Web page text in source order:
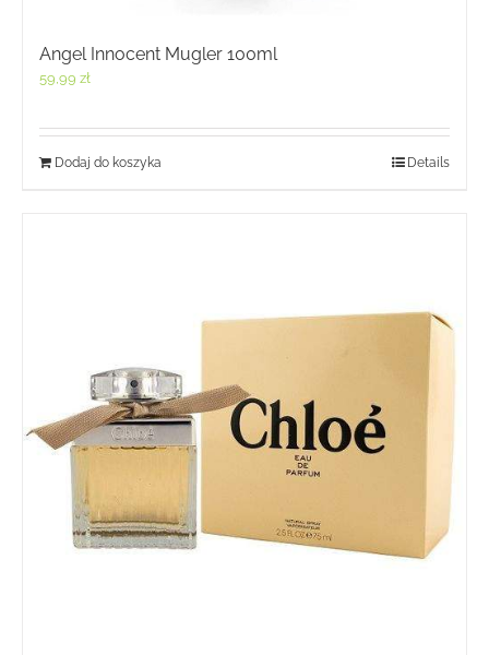
Angel Innocent Mugler 100ml
59,99 zł
Dodaj do koszyka Details